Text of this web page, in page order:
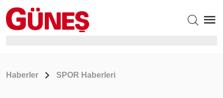
Haberler SPOR Haberleri